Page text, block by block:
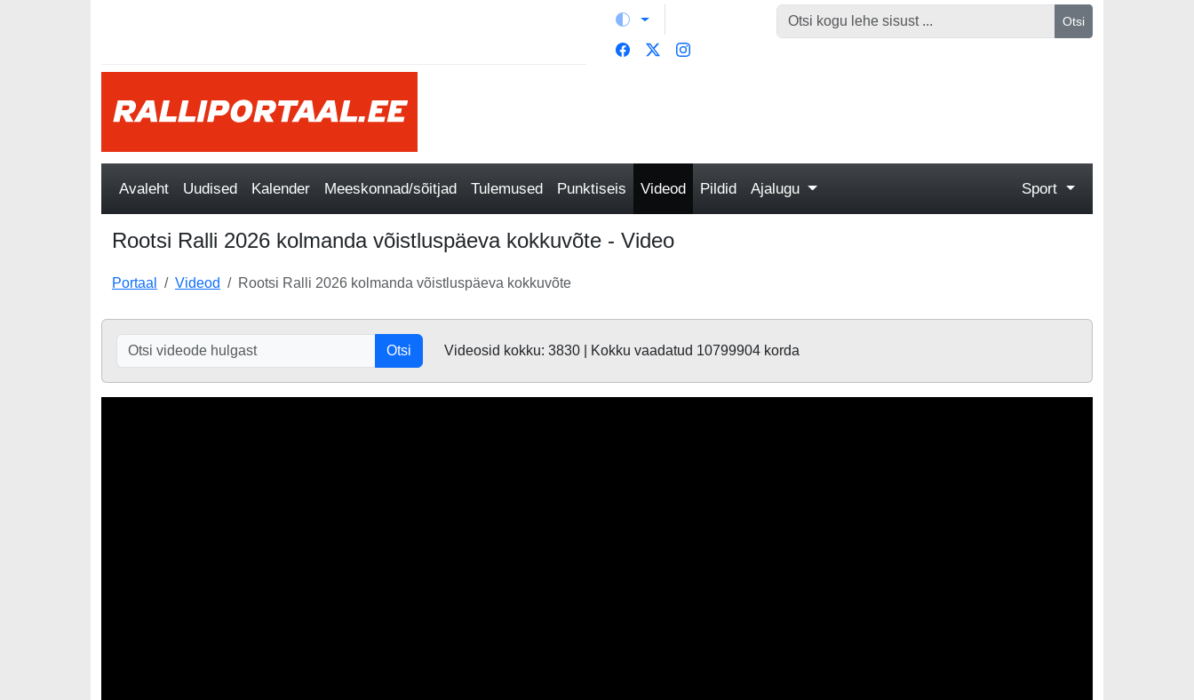
Otsi
Avaleht Uudised Kalender Meeskonnad/sõitjad Tulemused Punktiseis Videod Pildid Ajalugu Sport
Rootsi Ralli 2026 kolmanda võistluspäeva kokkuvõte - Video
Portaal Videod Rootsi Ralli 2026 kolmanda võistluspäeva kokkuvõte
Otsi Videosid kokku: 3830 | Kokku vaadatud 10799904 korda